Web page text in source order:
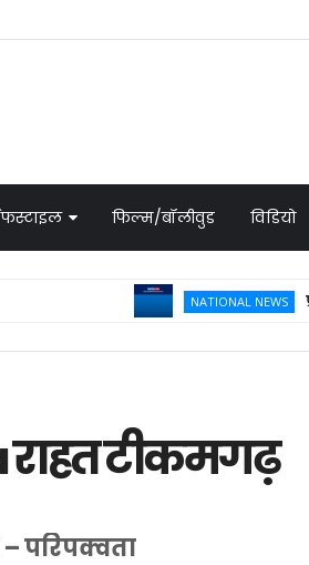
फिल्म/बॉलीवुड विडियो
NATIONAL NEWS फ्रांस ने
राहत टीकमगढ़
परिपक्वता